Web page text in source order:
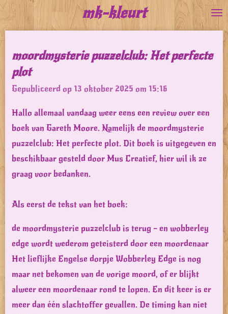
direct
de
hoofdinhoud
mk-kleurt
moordmysterie puzzelclub: Het perfecte
plot
Gepubliceerd op 13 oktober 2025 om 15:16
Hallo allemaal vandaag weer eens een review over een
boek van Gareth Moore. Namelijk de moordmysterie
puzzelclub: Het perfecte plot. Dit boek is uitgegeven en
beschikbaar gesteld door Mus Creatief, hier wil ik ze
graag voor bedanken.
Als eerst de tekst van het boek:
de moordmysterie puzzelclub is terug – en wobberley
edge wordt wederom geteisterd door een moordenaar
Het lieflijke Engelse dorpje Wobberley Edge is nog
maar net bekomen van de vorige moord, of er blijkt
alweer een moordenaar rond te lopen. En dit keer is er
meer dan één slachtoffer gevallen. De timing kan niet